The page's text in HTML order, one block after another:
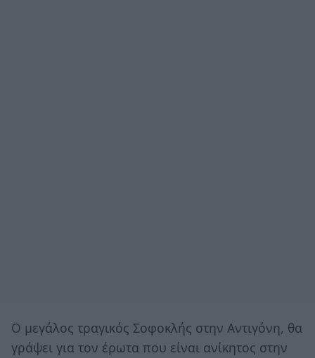
Ο μεγάλος τραγικός Σοφοκλής στην Αντιγόνη, θα
γράψει για τον έρωτα που είναι ανίκητος στην